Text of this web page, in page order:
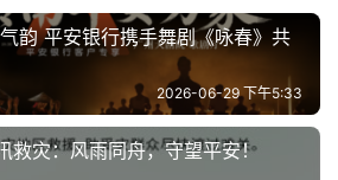
韵 平安银行携手舞剧《咏春》共